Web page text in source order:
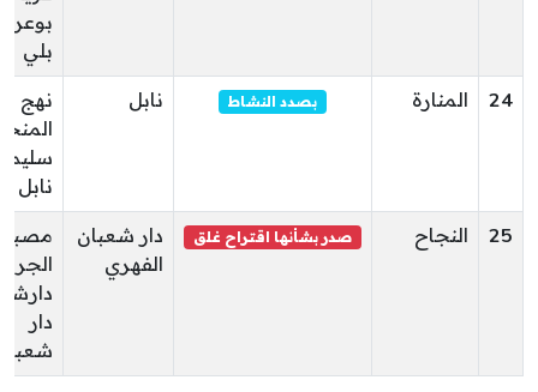
بلي
24
المنارة بصدد النشاط نابل
نهج
سليم
نابل
25
النجاح صدر بشأنها اقتراح غلق
دار شعبان
الفهري
دار